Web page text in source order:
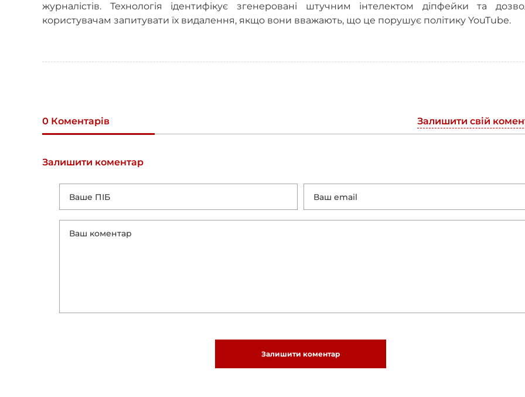
журналістів. Технологія ідентифікує згенеровані штучним інтелектом діпфейки та
користувачам запитувати їх видалення, якщо вони вважають, що це порушує політику YouTube.
0 Коментарів Залишити свій
Залишити коментар
Залишити коментар